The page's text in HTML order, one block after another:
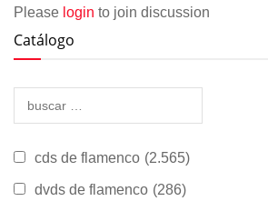
Please login to join discussion
Catálogo
cds de flamenco (2.565)
dvds de flamenco (286)